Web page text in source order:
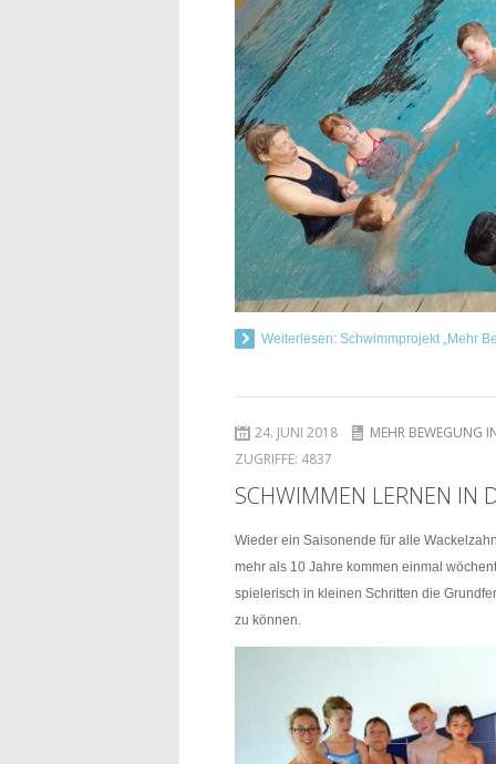
Weiterlesen: Schwimmprojekt „Mehr
24. JUNI 2018
MEHR BEWEGUNG
ZUGRIFFE: 4837
SCHWIMMEN LERNEN IN
Wieder ein Saisonende für alle
mehr als 10 Jahre kommen einmal
spielerisch in kleinen Schritten die
zu können.